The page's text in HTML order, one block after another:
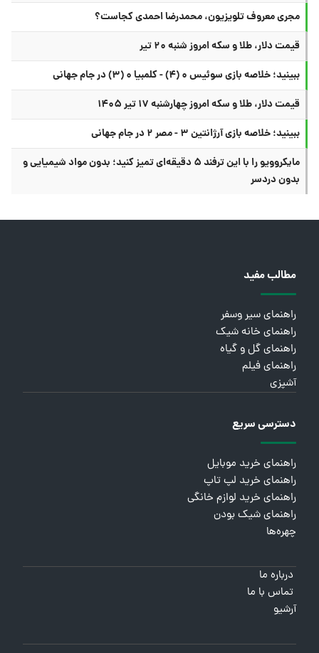
مجری معروف تلویزیون، محمدرضا احمدی کجاست؟
قیمت دلار، طلا و سکه امروز شنبه ۲۰ تیر
ببینید؛ خلاصه بازی سوئیس ۰ (۴) - کلمبیا ۰ (۳) در جام جهانی
قیمت دلار، طلا و سکه امروز چهارشنبه ۱۷ تیر ۱۴۰۵
ببینید؛ خلاصه بازی آرژانتین ۳ - مصر ۲ در جام جهانی
مایکروویو را با این ترفند ۵ دقیقه‌ای تمیز کنید؛ بدون مواد شیمیایی و
بدون دردسر
مطالب مفید
راهنمای سیر وسفر
راهنمای خانه شیک
راهنمای گل و گیاه
راهنمای فیلم
آشپزی
دسترسی سریع
راهنمای خرید موبایل
راهنمای خرید لپ تاپ
راهنمای خرید لوازم خانگی
راهنمای شیک بودن
چهره‌ها
درباره ما
تماس با ما
آرشیو